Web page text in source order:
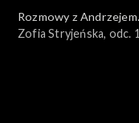
Rozmowy z Andrzejem
Doboszem
Zofia Stryjeńska, odc. 1